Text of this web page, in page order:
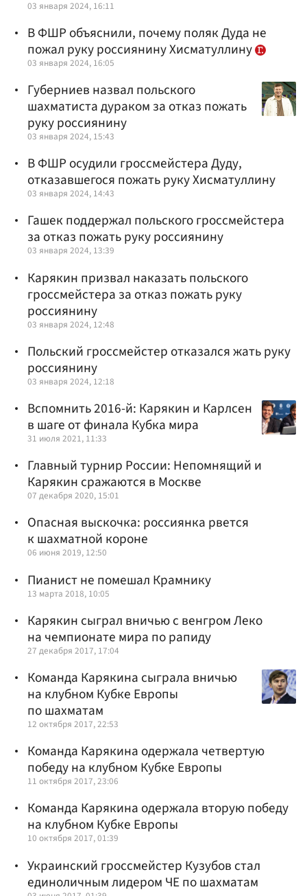
03 января 2024, 16:11
В ФШР объяснили, почему поляк Дуда не
пожал руку россиянину Хисматуллину
03 января 2024, 16:05
Губерниев назвал польского
шахматиста дураком за отказ пожать
руку россиянину
03 января 2024, 15:43
В ФШР осудили гроссмейстера Дуду,
отказавшегося пожать руку Хисматуллину
03 января 2024, 14:43
Гашек поддержал польского гроссмейстера
за отказ пожать руку россиянину
03 января 2024, 13:39
Карякин призвал наказать польского
гроссмейстера за отказ пожать руку
россиянину
03 января 2024, 12:48
Польский гроссмейстер отказался жать руку
россиянину
03 января 2024, 12:18
Вспомнить 2016-й: Карякин и Карлсен
в шаге от финала Кубка мира
31 июля 2021, 11:33
Главный турнир России: Непомнящий и
Карякин сражаются в Москве
07 декабря 2020, 15:01
Опасная выскочка: россиянка рвется
к шахматной короне
06 июня 2019, 12:50
Пианист не помешал Крамнику
13 марта 2018, 10:05
Карякин сыграл вничью с венгром Леко
на чемпионате мира по рапиду
27 декабря 2017, 17:04
Команда Карякина сыграла вничью
на клубном Кубке Европы
по шахматам
12 октября 2017, 22:53
Команда Карякина одержала четвертую
победу на клубном Кубке Европы
11 октября 2017, 23:06
Команда Карякина одержала вторую победу
на клубном Кубке Европы
10 октября 2017, 01:39
Украинский гроссмейстер Кузубов стал
единоличным лидером ЧЕ по шахматам